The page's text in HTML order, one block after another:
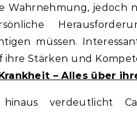
Wahrnehmung, jedoch
müssen.
ihre Stärken und
– Alles über
hinaus verdeutlicht